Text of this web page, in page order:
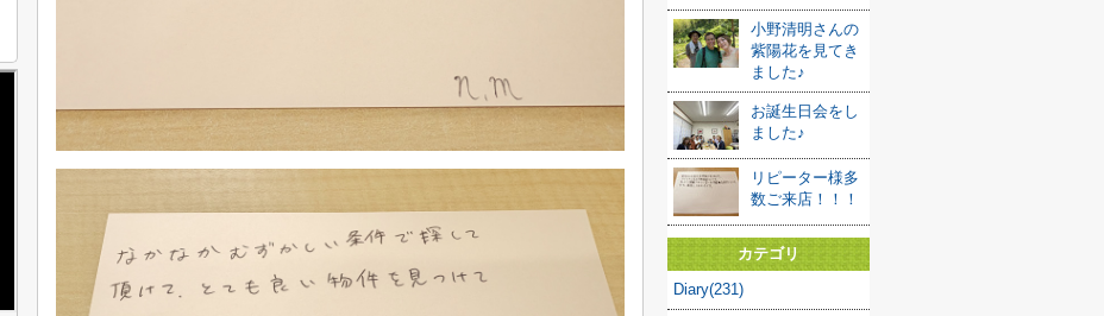
小野清明さんの
紫陽花を見てき
ました♪
お誕生日会をし
ました♪
リピーター様多
数ご来店！！！
カテゴリ
Diary(231)